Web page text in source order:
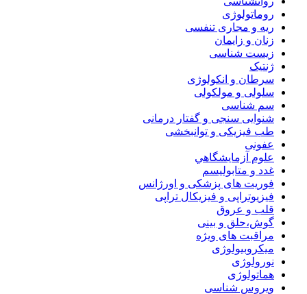
روماتولوژی
ریه و مجاری تنفسی
زنان و زایمان
زیست شناسی
ژنتیک
سرطان و انکولوژی
سلولی و مولکولی
سم شناسی
شنوایی سنجی و گفتار درمانی
طب فیزیکی و توانبخشی
عفونی
علوم آزمايشگاهي
غدد و متابولیسم
فوریت های پزشکی و اورژانس
فیزیوتراپی و فیزیکال تراپی
قلب و عروق
گوش،حلق و بینی
مراقبت های ویژه
میکروبیولوژی
نورولوژی
هماتولوژی
ویروس شناسی